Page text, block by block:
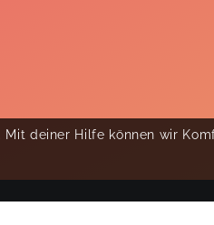
deiner Hilfe können wir